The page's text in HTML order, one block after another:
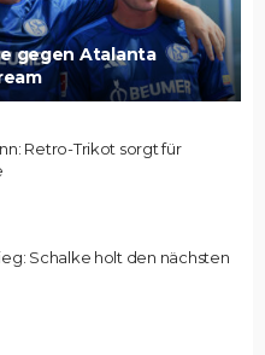
gegen Atalanta
Retro-Trikot sorgt für
Schalke holt den nächsten